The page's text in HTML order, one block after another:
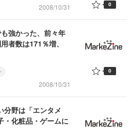
2008/10/31 0
強かった、前々年
者数は171％増、
2008/10/31
0
分野は「エンタメ
・化粧品・ゲームに